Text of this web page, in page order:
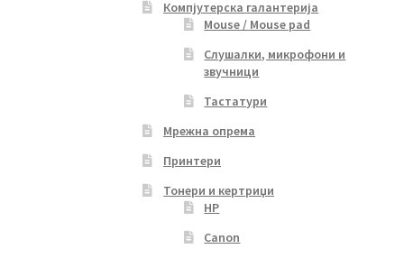
Компјутерска галантерија
Mouse / Mouse pad
Слушалки, микрофони и
звучници
Тастатури
Мрежна опрема
Принтери
Тонери и кертриџи
HP
Canon